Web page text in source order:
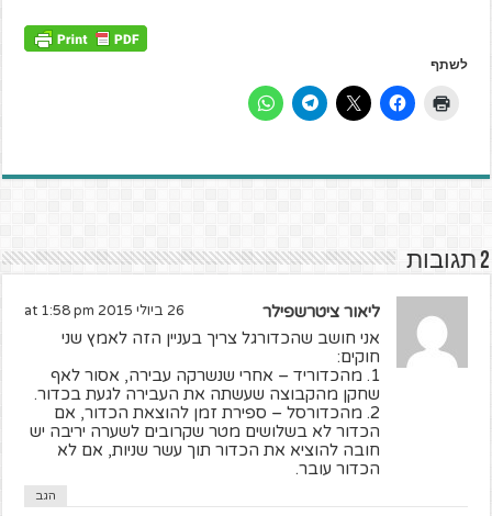
לשתף
2 תגובות
ליאור ציטרשפילר 26 ביולי 2015 at 1:58 pm
אני חושב שהכדורגל צריך בעניין הזה לאמץ שני
חוקים:
1. מהכדוריד – אחרי שנשרקה עבירה, אסור לאף
שחקן מהקבוצה שעשתה את העבירה לגעת בכדור.
2. מהכדורסל – ספירת זמן להוצאת הכדור, אם
הכדור לא בשלושים מטר שקרובים לשערה יריבה יש
חובה להוציא את הכדור תוך עשר שניות, אם לא
הכדור עובר.
הגב